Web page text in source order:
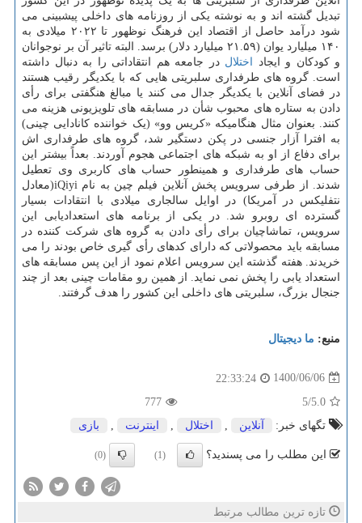
تبدیل گشته اند و به نوشته یکی از روزنامه های داخلی پیشبینی می
شود درآمد حاصل از اقتصاد این فرهنگ نوظهور تا ۲۰۲۲ میلادی به
۱۴۰ میلیارد یوان (۲۱.۵۹ میلیارد دلار) برسد. البته تاثیر آن بر نوجوانان
و کودکان و ایجاد اختلال در جامعه هم انتقاداتی را به دنبال داشته
است. گروه های طرفداری سلبریتی هایی که با یکدیگر رقیب هستند
در فضای آنلاین با یکدیگر جدال می کنند یا مبالغ هنگفتی برای رأی
دادن به ستاره های محبوب شأن در مسابقه های تلویزیونی هزینه می
کنند. بعنوان مثال هنگامیکه «کریس وو» (یک خواننده کانادایی چینی)
به افترا آزار جنسی در پکن دستگیر شد، گروه های طرفداری اش
برای دفاع از او به شبکه های اجتماعی هجوم آوردند. بعداً بیشتر این
حساب های طرفداری و همینطور حساب های کاربری وی تعطیل
شدند. از طرفی سرویس پخش آنلاین فیلم چین به نام iQiyi(معادل
نتفلیکس در آمریکا) در اوایل سالجاری میلادی با انتقادات بسیار
گسترده ای روبرو شد. در یکی از برنامه های استعدادیابی این
سرویس، تماشاچیان برای رأی دادن به گروه های شرکت کننده در
مسابقه باید محصولاتی که دارای کدهای رأی گیری خاص بودند را می
خریدند. هفته گذشته این سرویس اعلام نمود از این پس مسابقه های
استعداد یابی را پخش نمی نماید. از همین رو مقامات چینی بعد از چند
جنجال بزرگ، سلبریتی های داخلی این کشور را هدف گرفتند.
منبع: ما دیجیتال
1400/06/06
22:33:24
5.0
/5
777
تگهای خبر:
آنلاین اختلال اینترنت بازی
این مطلب را می پسندید؟ (1)
(0)
تازه ترین مطالب مرتبط